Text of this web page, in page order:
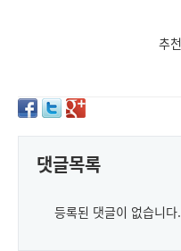
추천
댓글목록
등록된 댓글이 없습니다.